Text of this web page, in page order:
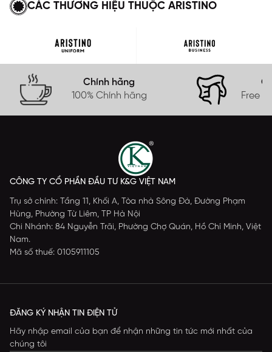
CÁC THƯƠNG HIỆU THUỘC ARISTINO
Chính hãng
100% Chính hãng
Free
CÔNG TY CỔ PHẦN ĐẦU TƯ K&G VIỆT NAM
Trụ sở chính: Tầng 11, Khối A, Tòa nhà Sông Đà, Đường Phạm
Hùng, Phường Từ Liêm, TP Hà Nội
Chi Nhánh: 84 Nguyễn Trãi, Phường Chợ Quán, Hồ Chí Minh, Việt
Nam.
Mã số thuế: 0105911105
ĐĂNG KÝ NHẬN TIN ĐIỆN TỬ
Hãy nhập email của bạn để nhận những tin tức mới nhất của
chúng tôi